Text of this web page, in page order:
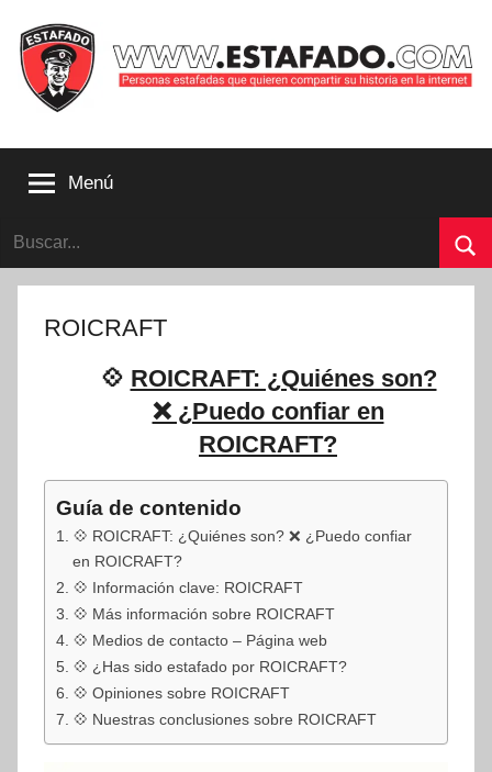
contenido
que
compartir
su
Menú
Buscar:
ROICRAFT
💠 ROICRAFT: ¿Quiénes son?
❌ ¿Puedo confiar en
ROICRAFT?
Guía de contenido
💠 ROICRAFT: ¿Quiénes son? ❌ ¿Puedo confiar
en ROICRAFT?
💠 Información clave: ROICRAFT
💠 Más información sobre ROICRAFT
💠 Medios de contacto – Página web
💠 ¿Has sido estafado por ROICRAFT?
💠 Opiniones sobre ROICRAFT
💠 Nuestras conclusiones sobre ROICRAFT